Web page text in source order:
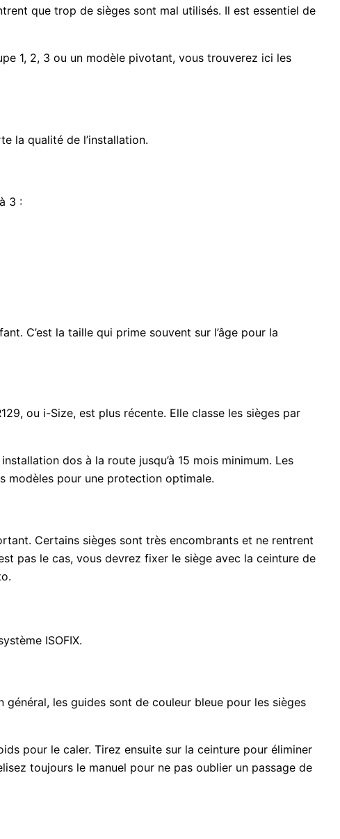
que trop de sièges sont mal utilisés. Il est essentiel de
1, 2, 3 ou un modèle pivotant, vous trouverez ici les
la qualité de l’installation.
3 :
C’est la taille qui prime souvent sur l’âge pour la
ou i-Size, est plus récente. Elle classe les sièges par
dos à la route jusqu’à 15 mois minimum. Les
modèles pour une protection optimale.
Certains sièges sont très encombrants et ne rentrent
pas le cas, vous devrez fixer le siège avec la ceinture de
ISOFIX.
les guides sont de couleur bleue pour les sièges
pour le caler. Tirez ensuite sur la ceinture pour éliminer
toujours le manuel pour ne pas oublier un passage de